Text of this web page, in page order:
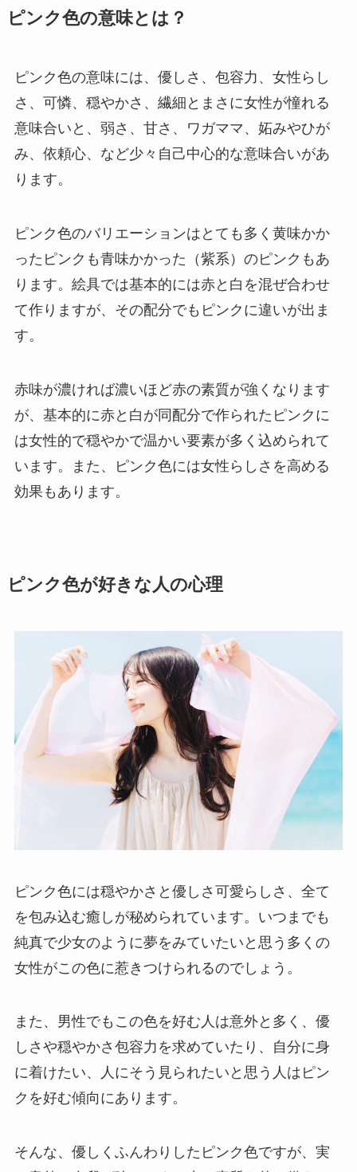
ピンク色の意味とは？
ピンク色の意味には、優しさ、包容力、女性らし
さ、可憐、穏やかさ、繊細とまさに女性が憧れる
意味合いと、弱さ、甘さ、ワガママ、妬みやひが
み、依頼心、など少々自己中心的な意味合いがあ
ります。
ピンク色のバリエーションはとても多く黄味かか
ったピンクも青味かかった（紫系）のピンクもあ
ります。絵具では基本的には赤と白を混ぜ合わせ
て作りますが、その配分でもピンクに違いが出ま
す。
赤味が濃ければ濃いほど赤の素質が強くなります
が、基本的に赤と白が同配分で作られたピンクに
は女性的で穏やかで温かい要素が多く込められて
います。また、ピンク色には女性らしさを高める
効果もあります。
ピンク色が好きな人の心理
ピンク色には穏やかさと優しさ可愛らしさ、全て
を包み込む癒しが秘められています。いつまでも
純真で少女のように夢をみていたいと思う多くの
女性がこの色に惹きつけられるのでしょう。
また、男性でもこの色を好む人は意外と多く、優
しさや穏やかさ包容力を求めていたり、自分に身
に着けたい、人にそう見られたいと思う人はピン
クを好む傾向にあります。
そんな、優しくふんわりしたピンク色ですが、実